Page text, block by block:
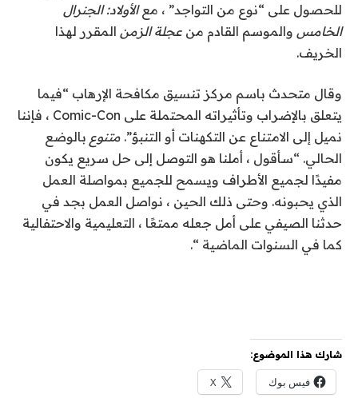
للحصول على “نوع من التواجد” ، معالأولاد: الجنرال
الخامس والموسم القادم من عجلة الزمن المقرر لهذا
الخريف.
وقال متحدث باسم مركز تنسيق مكافحة الإرهاب “فيما
يتعلق بالإضراب وتأثيراته المحتملة على Comic-Con ، فإننا
نميل إلى الامتناع عن التكهنات أو التنبؤ”. متنوع بالوضع
الحالي. “سأقول ، أملنا هو التوصل إلى حل سريع يكون
مفيدًا لجميع الأطراف ويسمح للجميع بمواصلة العمل
الذي يحبونه. وحتى ذلك الحين ، نواصل العمل بجد في
حدثنا الصيفي على أمل جعله ممتعًا ، التعليمية والاحتفالية
كما في السنوات الماضية “.
شارك هذا الموضوع:
فيس بوك X